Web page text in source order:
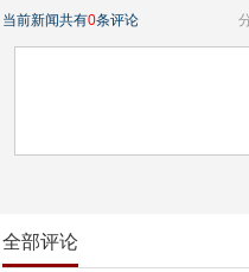
当前新闻共有0条评论
全部评论